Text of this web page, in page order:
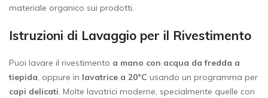
materiale organico sui prodotti.
Istruzioni di Lavaggio per il Rivestimento
Puoi lavare il rivestimento a mano con acqua da fredda a
tiepida, oppure in lavatrice a 20°C usando un programma per
capi delicati. Molte lavatrici moderne, specialmente quelle con